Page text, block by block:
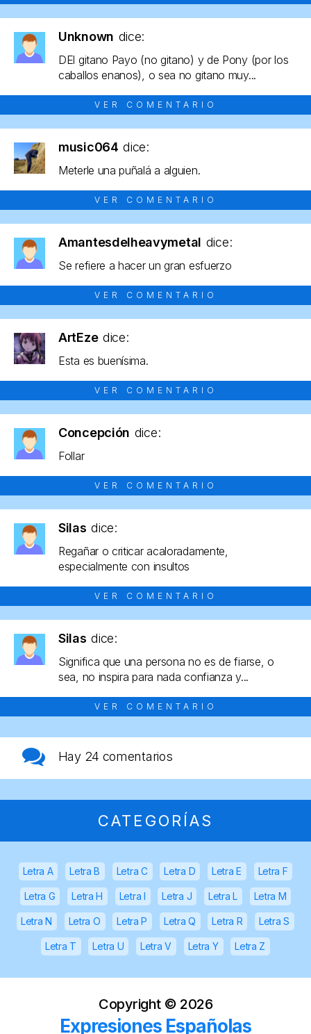
Unknown dice:
DEl gitano Payo (no gitano) y de Pony (por los
caballos enanos), o sea no gitano muy...
VER COMENTARIO
music064 dice:
Meterle una puñalá a alguien.
VER COMENTARIO
Amantesdelheavymetal dice:
Se refiere a hacer un gran esfuerzo
VER COMENTARIO
ArtEze dice:
Esta es buenísima.
VER COMENTARIO
Concepción dice:
Follar
VER COMENTARIO
Silas dice:
Regañar o criticar acaloradamente,
especialmente con insultos
VER COMENTARIO
Silas dice:
Significa que una persona no es de fiarse, o
sea, no inspira para nada confianza y...
VER COMENTARIO
Hay 24 comentarios
CATEGORÍAS
Letra A Letra B Letra C Letra D Letra E Letra F
Letra G Letra H Letra I Letra J Letra L Letra M
Letra N Letra O Letra P Letra Q Letra R Letra S
Letra T Letra U Letra V Letra Y Letra Z
Copyright © 2026
Expresiones Españolas